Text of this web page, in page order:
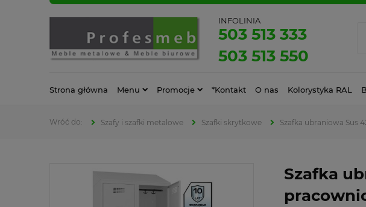
INFOLINIA
503 513 333
503 513 550
Strona główna Menu Promocje *Kontakt O nas Kolorystyka RAL
Szafy i szafki metalowe Szafki skrytkowe Szafka ubraniowa Sus
Szafka